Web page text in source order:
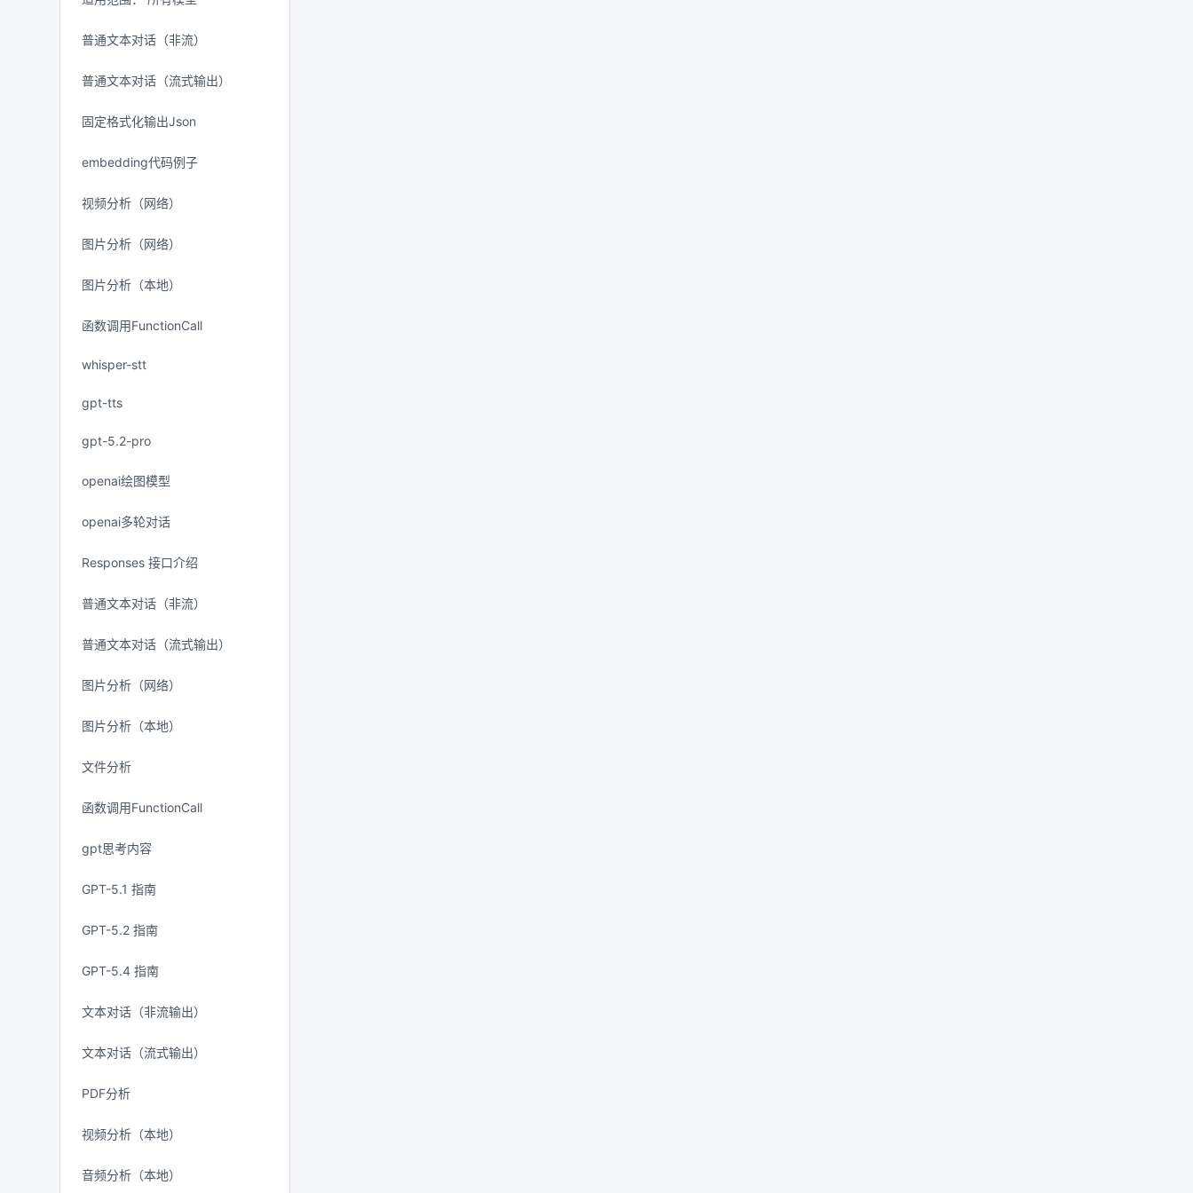
普通文本对话（非流）
普通文本对话（流式输出）
固定格式化输出Json
embedding代码例子
视频分析（网络）
图片分析（网络）
图片分析（本地）
函数调用FunctionCall
whisper-stt
gpt-tts
gpt-5.2-pro
openai绘图模型
openai多轮对话
Responses 接口介绍
普通文本对话（非流）
普通文本对话（流式输出）
图片分析（网络）
图片分析（本地）
文件分析
函数调用FunctionCall
gpt思考内容
GPT-5.1 指南
GPT-5.2 指南
GPT-5.4 指南
文本对话（非流输出）
文本对话（流式输出）
PDF分析
视频分析（本地）
音频分析（本地）